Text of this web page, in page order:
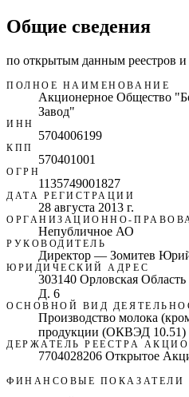
Общие сведения
по открытым данным реестров и
ПОЛНОЕ НАИМЕНОВАНИЕ
Акционерное Общество
Завод"
ИНН
5704006199
КПП
570401001
ОГРН
1135749001827
ДАТА РЕГИСТРАЦИИ
28 августа 2013 г.
ОРГАНИЗАЦИОННО-
Непубличное АО
РУКОВОДИТЕЛЬ
Директор — Зомитев
ЮРИДИЧЕСКИЙ АДРЕС
303140 Орловская
Д. 6
ОСНОВНОЙ ВИД
Производство молока
продукции (ОКВЭД 10.51)
ДЕРЖАТЕЛЬ РЕЕСТРА
7704028206 Открытое
ФИНАНСОВЫЕ ПОКАЗАТЕЛИ